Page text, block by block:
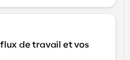
de travail et vos